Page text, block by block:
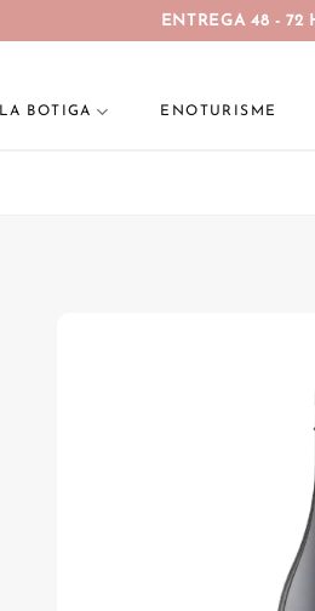
ENTREGA 48 - 72
LA BOTIGA ENOTURISME